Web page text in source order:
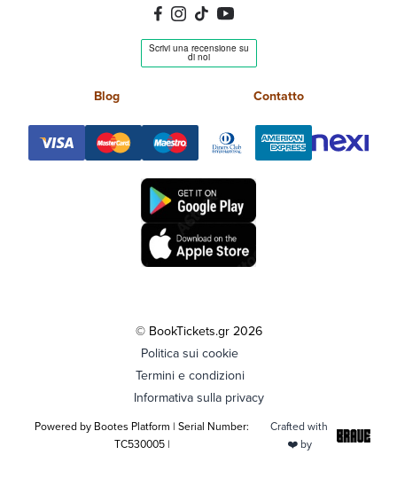
Blog Contatto
© BookTickets.gr 2026
Politica sui cookie
Termini e condizioni
Informativa sulla privacy
Powered by Bootes Platform | Serial Number:
TC530005 |
Crafted with
❤️ by